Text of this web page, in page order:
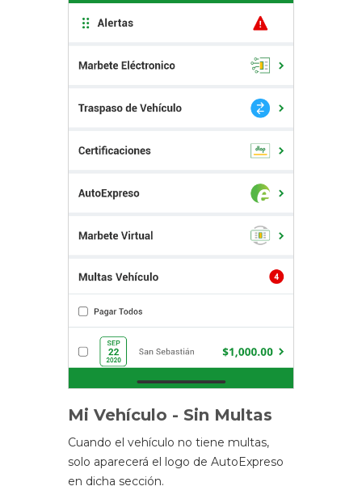
Mi Vehículo - Sin Multas
Cuando el vehículo no tiene multas,
solo aparecerá el logo de AutoExpreso
en dicha sección.